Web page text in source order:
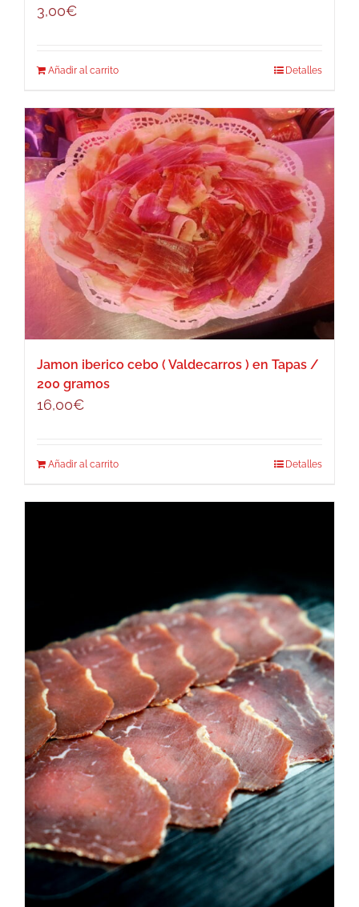
3,00€
Añadir al carrito Detalles
Jamon iberico cebo ( Valdecarros ) en Tapas /
200 gramos
16,00€
Añadir al carrito Detalles